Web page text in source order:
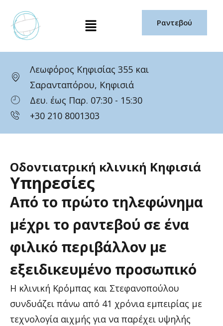
στο
περιεχόμενο
Μενού Ραντεβού
Λεωφόρος Κηφισίας 355 και
Σαρανταπόρου, Κηφισιά
Δευ. έως Παρ. 07:30 - 15:30
+30 210 8001303
Οδοντιατρική κλινική Κηφισιά
Υπηρεσίες
Από το πρώτο τηλεφώνημα
μέχρι το ραντεβού σε ένα
φιλικό περιβάλλον με
εξειδικευμένο προσωπικό
Η κλινική Κρόμπας και Στεφανοπούλου
συνδυάζει πάνω από 41 χρόνια εμπειρίας με
τεχνολογία αιχμής για να παρέχει υψηλής